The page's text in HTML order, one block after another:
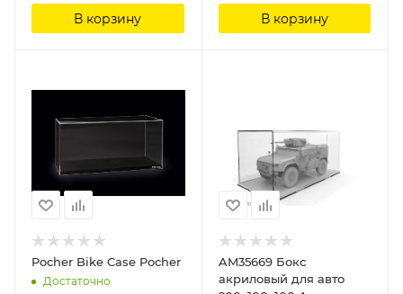
В корзину В корзину
Pocher Bike Case Pocher
Достаточно
AM35669 Бокс
акриловый для авто